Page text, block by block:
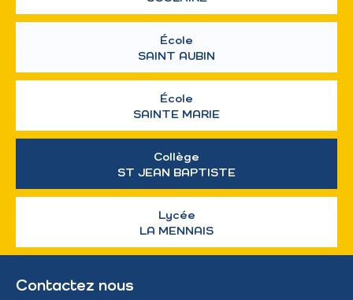
École
SAINT AUBIN
École
SAINTE MARIE
Collège
ST JEAN BAPTISTE
Lycée
LA MENNAIS
Contactez nous